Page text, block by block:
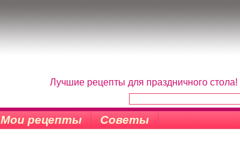
Лучшие рецепты для праздничного
Мои рецепты Советы